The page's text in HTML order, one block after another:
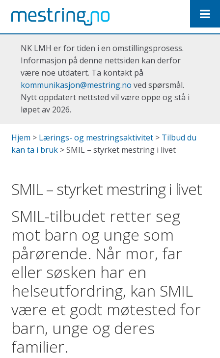
Hopp
til
navigasjon
Hopp
til
innhold
NK LMH er for tiden i en omstillingsprosess.
Informasjon på denne nettsiden kan derfor
være noe utdatert. Ta kontakt på
kommunikasjon@mestring.no ved spørsmål.
Nytt oppdatert nettsted vil være oppe og stå i
løpet av 2026.
Hjem > Lærings- og mestringsaktivitet> Tilbud du
kan ta i bruk>SMIL – styrket mestring i livet
SMIL – styrket mestring i livet
SMIL-tilbudet retter seg
mot barn og unge som
pårørende. Når mor, far
eller søsken har en
helseutfordring, kan SMIL
være et godt møtested for
barn, unge og deres
familier.